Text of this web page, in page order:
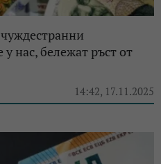
нас, бележат ръст от
14:42, 17.11.2025